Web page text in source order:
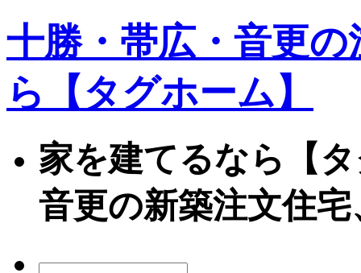
十勝・帯広・音更
ら【タグホーム】
家を建てるなら【
音更の新築注文住